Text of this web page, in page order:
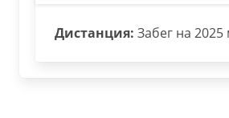
Дистанция: Забег на 2025